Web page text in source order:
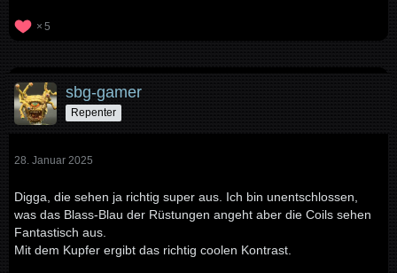
5
sbg-gamer
Repenter
28. Januar 2025
Digga, die sehen ja richtig super aus. Ich bin unentschlossen,
was das Blass-Blau der Rüstungen angeht aber die Coils sehen
Fantastisch aus.
Mit dem Kupfer ergibt das richtig coolen Kontrast.